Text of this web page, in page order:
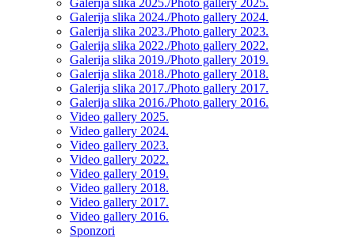
Galerija slika 2024./Photo gallery 2024.
Galerija slika 2023./Photo gallery 2023.
Galerija slika 2022./Photo gallery 2022.
Galerija slika 2019./Photo gallery 2019.
Galerija slika 2018./Photo gallery 2018.
Galerija slika 2017./Photo gallery 2017.
Galerija slika 2016./Photo gallery 2016.
Video gallery 2025.
Video gallery 2024.
Video gallery 2023.
Video gallery 2022.
Video gallery 2019.
Video gallery 2018.
Video gallery 2017.
Video gallery 2016.
Sponzori